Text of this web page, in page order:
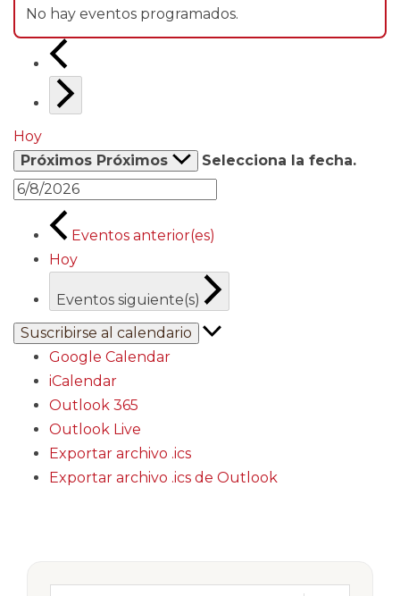
No hay eventos programados.
Hoy
Próximos Próximos Selecciona la fecha.
Eventos anterior(es)
Hoy
Eventos siguiente(s)
Suscribirse al calendario
Google Calendar
iCalendar
Outlook 365
Outlook Live
Exportar archivo .ics
Exportar archivo .ics de Outlook